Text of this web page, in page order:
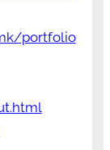
portfolio